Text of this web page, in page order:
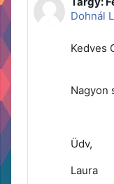
Dohnál
Kedves
Nagyon
Üdv,
Laura